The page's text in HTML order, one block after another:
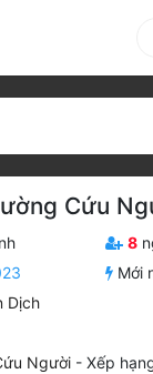
Cứu
8
Mới
Dịch
Người - Xếp